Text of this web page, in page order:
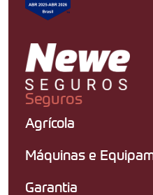
Seguros
Agrícola
Máquinas e
Garantia